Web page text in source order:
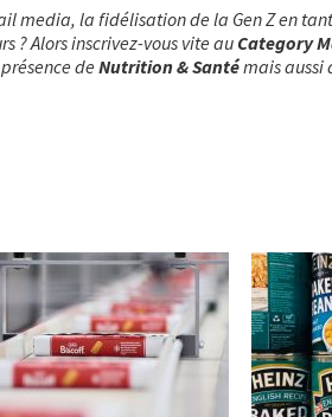
media, la fidélisation de la Gen Z en
? Alors inscrivez-vous vite au Category
de Nutrition & Santémais aussi